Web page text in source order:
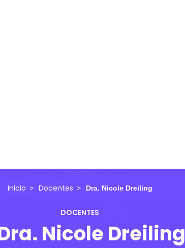
Inicio Docentes Dra. Nicole Dreiling
DOCENTES
Nicole Dreiling